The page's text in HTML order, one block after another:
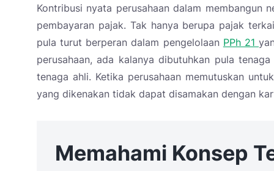
Kontribusi nyata perusahaan dalam membangun
pembayaran pajak. Tak hanya berupa pajak
pula turut berperan dalam pengelolaan PPh 21
perusahaan, ada kalanya dibutuhkan pula
tenaga ahli. Ketika perusahaan memutuskan
yang dikenakan tidak dapat disamakan dengan
Memahami Konsep